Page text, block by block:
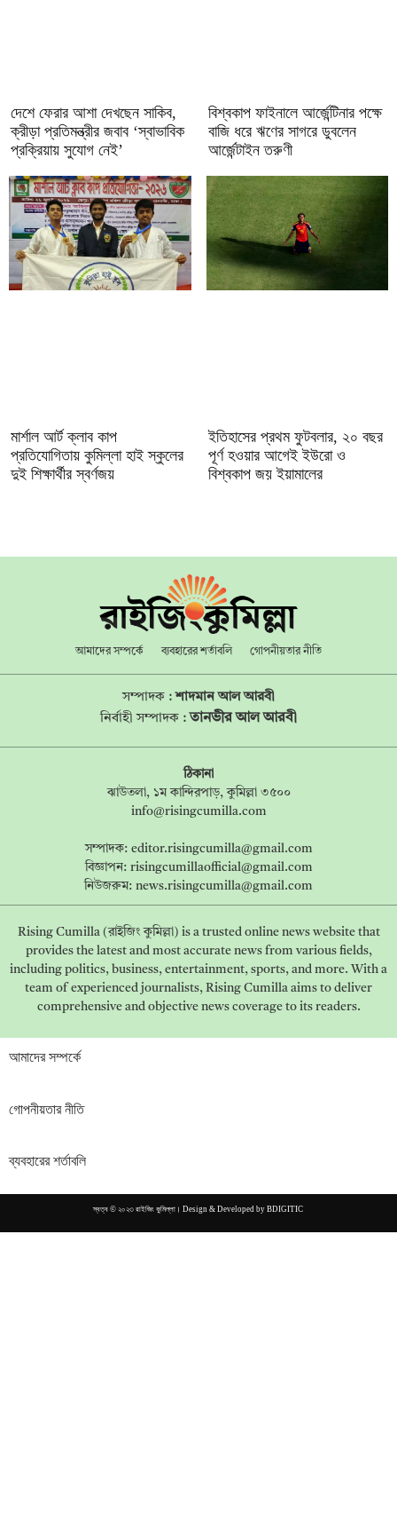
দেশে ফেরার আশা দেখছেন সাকিব,
ক্রীড়া প্রতিমন্ত্রীর জবাব ‘স্বাভাবিক
প্রক্রিয়ায় সুযোগ নেই’
বিশ্বকাপ ফাইনালে আর্জেন্টিনার পক্ষে
বাজি ধরে ঋণের সাগরে ডুবলেন
আর্জেন্টাইন তরুণী
মার্শাল আর্ট ক্লাব কাপ
প্রতিযোগিতায় কুমিল্লা হাই স্কুলের
দুই শিক্ষার্থীর স্বর্ণজয়
ইতিহাসের প্রথম ফুটবলার, ২০ বছর
পূর্ণ হওয়ার আগেই ইউরো ও
বিশ্বকাপ জয় ইয়ামালের
আমাদের সম্পর্কে ব্যবহারের শর্তাবলি গোপনীয়তার নীতি
সম্পাদক :শাদমান আল আরবী
নির্বাহী সম্পাদক : তানভীর আল আরবী
ঠিকানা
ঝাউতলা, ১ম কান্দিরপাড়, কুমিল্লা ৩৫০০
info@risingcumilla.com
সম্পাদক: editor.risingcumilla@gmail.com
বিজ্ঞাপন: risingcumillaofficial@gmail.com
নিউজরুম: news.risingcumilla@gmail.com
Rising Cumilla (রাইজিং কুমিল্লা) is a trusted online news website that
provides the latest and most accurate news from various fields,
including politics, business, entertainment, sports, and more. With a
team of experienced journalists, Rising Cumilla aims to deliver
comprehensive and objective news coverage to its readers.
আমাদের সম্পর্কে
গোপনীয়তার নীতি
ব্যবহারের শর্তাবলি
স্বত্ব © ২০২৩ রাইজিং কুমিল্লা। Design & Developed by BDIGITIC